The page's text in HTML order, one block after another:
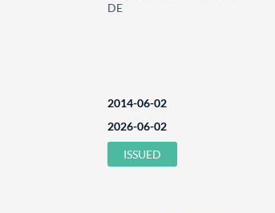
DE
2014-06-02
2026-06-02
ISSUED